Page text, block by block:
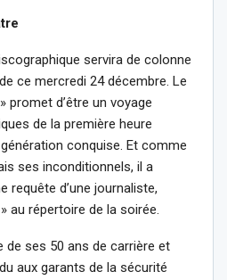
servira de colonne
ce mercredi 24 décembre. Le
promet d’être un voyage
de la première heure
conquise. Et comme
ses inconditionnels, il a
requête d’une journaliste,
au répertoire de la soirée.
de ses 50 ans de carrière et
aux garants de la sécurité